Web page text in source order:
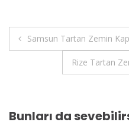
Yazı
gezinmesi
Samsun Tartan Zemin
Rize Tartan
Bunları da